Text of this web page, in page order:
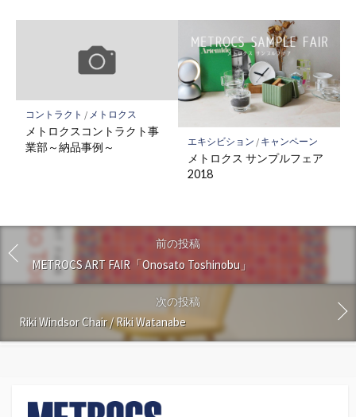
コントラクト / メトロクス
メトロクスコントラクト事
業部～納品事例～
エキシビション / キャンペーン
メトロクス サンプルフェア
2018
前の投稿
METROCS ART FAIR「Onosato Toshinobu」
次の投稿
Riki Windsor Chair / Riki Watanabe